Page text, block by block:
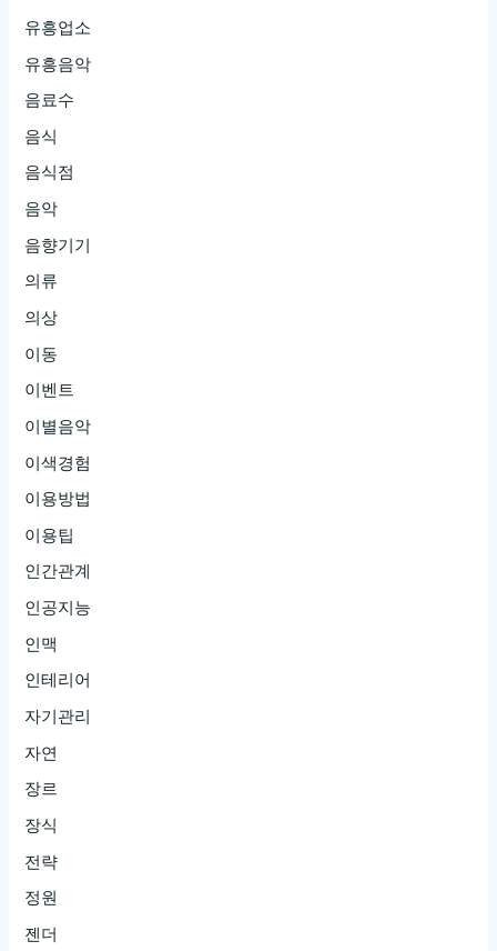
유흥업소
유흥음악
음료수
음식
음식점
음악
음향기기
의류
의상
이동
이벤트
이별음악
이색경험
이용방법
이용팁
인간관계
인공지능
인맥
인테리어
자기관리
자연
장르
장식
전략
정원
젠더